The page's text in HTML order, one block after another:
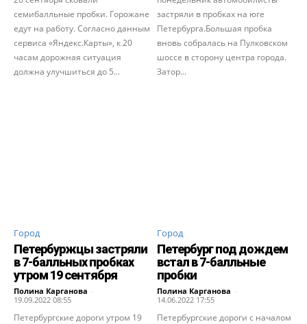
семибалльные пробки. Горожане
едут на работу. Согласно данным
сервиса «Яндекс.Карты», к 20
часам дорожная ситуация
должна улучшиться до 5...
застряли в пробках на юге
Петербурга.Большая пробка
вновь собралась на Пулковском
шоссе в сторону центра города.
Затор...
Город
Петербуржцы застряли
в 7-балльных пробках
утром 19 сентября
Полина Карганова -
19.09.2022 08:55
Петербургские дороги утром 19
Город
Петербург под дождем
встал в 7-балльные
пробки
Полина Карганова -
14.06.2022 17:55
Петербургские дороги с началом